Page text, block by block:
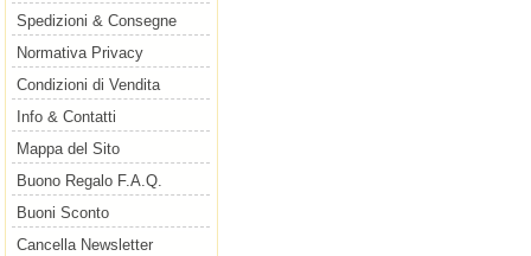
Spedizioni & Consegne
Normativa Privacy
Condizioni di Vendita
Info & Contatti
Mappa del Sito
Buono Regalo F.A.Q.
Buoni Sconto
Cancella Newsletter